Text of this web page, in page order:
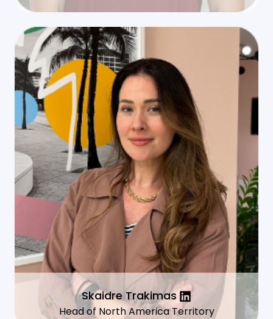
Skaidre Trakimas
Head of North America Territory